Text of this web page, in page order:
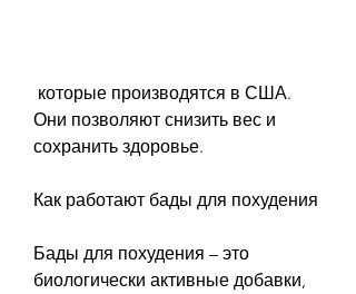
Они позволяют снизить вес и
сохранить здоровье.
Как работают бады для похудения
Бады для похудения – это
биологически активные добавки,